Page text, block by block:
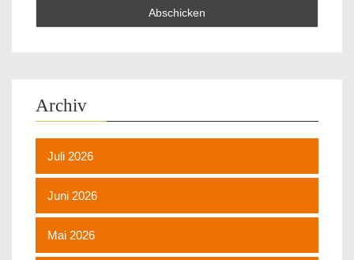
Archiv
Juli 2026
Juni 2026
Mai 2026